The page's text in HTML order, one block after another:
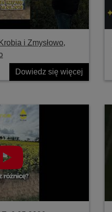
i Zmysłowo,
Dowiedz się więcej